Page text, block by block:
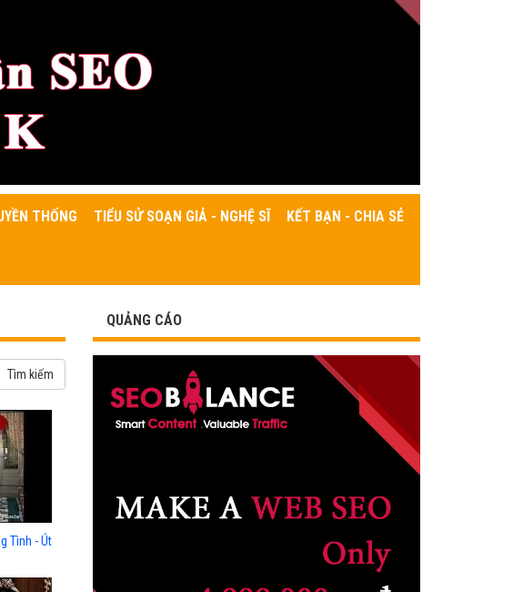
THỐNG TIỂU SỬ SOẠN GIẢ - NGHỆ SĨ KẾT BẠN - CHIA SẺ
Tình - Út
QUẢNG CÁO